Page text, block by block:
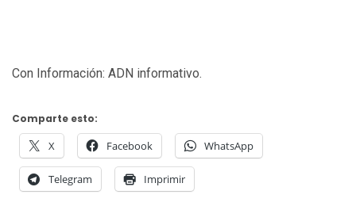
Con Información: ADN informativo.
Comparte esto:
X Facebook WhatsApp
Telegram Imprimir